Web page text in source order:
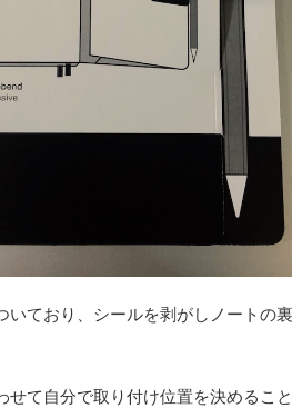
ており、シールを剥がしノートの
て自分で取り付け位置を決めること